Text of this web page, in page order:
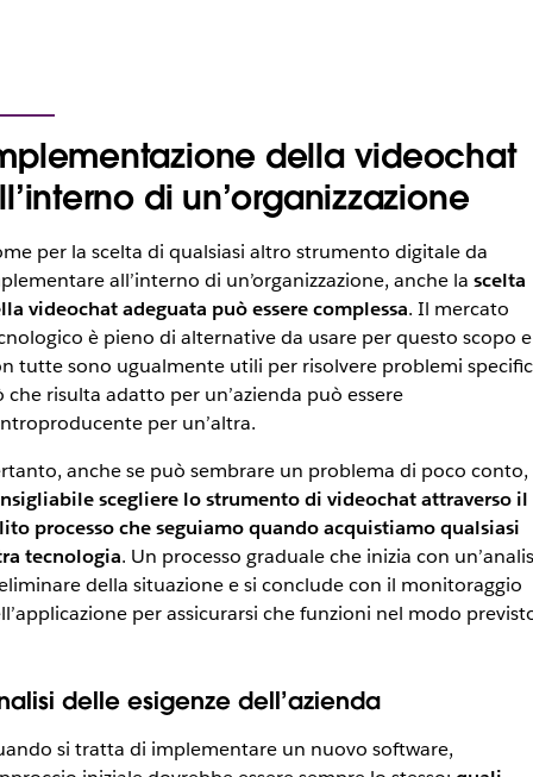
della videochat
di un’organizzazione
per la scelta di qualsiasi altro strumento digitale da
all’interno di un’organizzazione, anche la scelta
videochat adeguata può essere complessa. Il mercato
è pieno di alternative da usare per questo scopo e
tutte sono ugualmente utili per risolvere problemi
che risulta adatto per un’azienda può essere
per un’altra.
anche se può sembrare un problema di poco conto,
scegliere lo strumento di videochat attraverso il
processo che seguiamo quando acquistiamo qualsiasi
tecnologia. Un processo graduale che inizia con
della situazione e si conclude con il monitoraggio
per assicurarsi che funzioni nel modo
delle esigenze dell’azienda
si tratta di implementare un nuovo software,